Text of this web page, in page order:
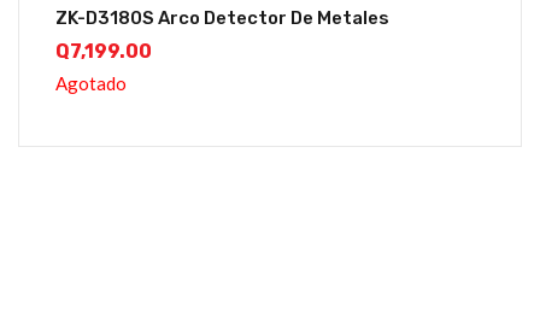
ZK-D3180S Arco Detector De Metales
Q7,199.00
Agotado